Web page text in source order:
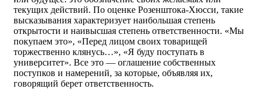
текущих действий. По оценке Розенштока-Хюсси, такие
высказывания характеризует наибольшая степень
открытости и наивысшая степень ответственности. «Мы
покупаем это», «Перед лицом своих товарищей
торжественно клянусь…», «Я буду поступать в
университет». Все это — оглашение собственных
поступков и намерений, за которые, объявляя их,
говорящий берет ответственность.